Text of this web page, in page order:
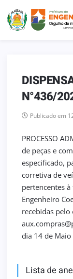
N°436/
Publicado em
PROCESSO
de peças e
especificado,
corretiva de
pertencentes
Engenheiro
recebidas pelo
dia 14 de
Lista de